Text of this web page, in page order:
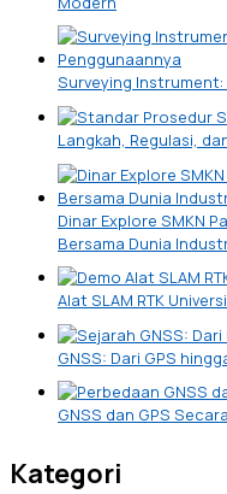
Surveying
Langkah, Regulasi,
Dinar Explore SMKN
Bersama Dunia
Alat SLAM RTK
GNSS: Dari GPS
GNSS dan GPS
Kategori